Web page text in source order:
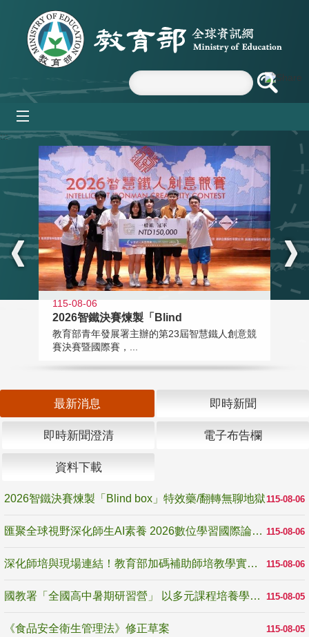
跳到主要內容區塊
:::
115-08-06
2026智鐵決賽煉製「Blind
教育部青年發展署主辦的第23屆智慧鐵人創意競
賽決賽暨國際賽，...
最新消息 即時新聞
即時新聞澄清 電子布告欄
資料下載
115-08-06
2026智鐵決賽煉製「Blind box」特效藥/翻轉無聊地獄
115-08-06
匯聚全球視野深化師生AI素養 2026數位學習國際論壇高雄登場
115-08-06
深化師培與現場連結！教育部加碼補助師培教學實踐研究 10月師培國際研討會交流教學實踐經驗
115-08-05
國教署「全國高中暑期研習營」 以多元課程培養學生瞭解誠信專業與倫理價值
115-08-05
《食品安全衛生管理法》修正草案